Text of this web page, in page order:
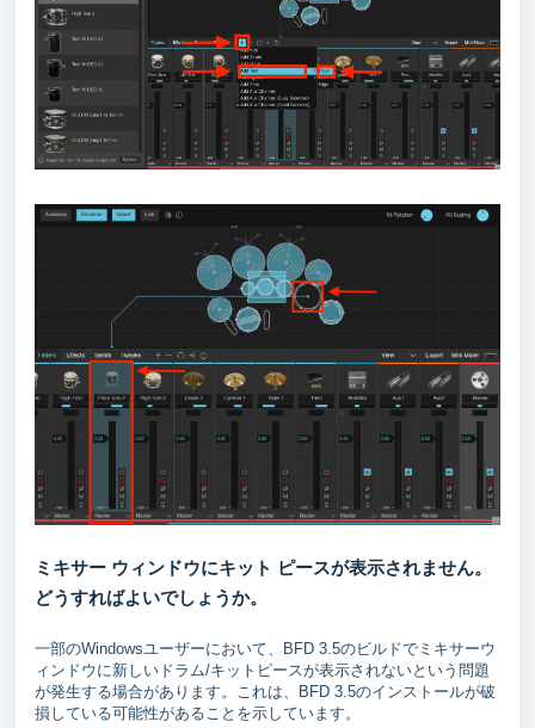
ミキサー ウィンドウにキット ピースが表示されません。
どうすればよいでしょうか。
一部のWindowsユーザーにおいて、BFD 3.5のビルドでミキサーウ
ィンドウに新しいドラム/キットピースが表示されないという問題
が発生する場合があります。これは、BFD 3.5のインストールが破
損している可能性があることを示しています。